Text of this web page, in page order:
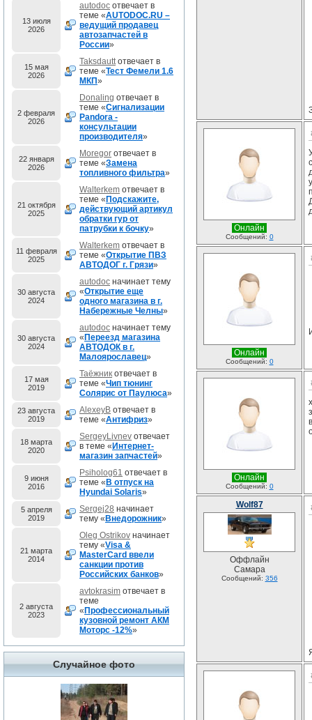
13 июля
2026
autodoc отвечает в
теме «AUTODOC.RU –
ведущий продавец
автозапчастей в
России»
15 мая
2026
Taksdauttотвечает в
теме «Тест Фемели 1.6
МКП»
2 февраля
2026
Donaling отвечает в
теме «Сигнализации
Pandora -
консультации
производителя»
22 января
2026
Moregor отвечает в
теме «Замена
топливного фильтра»
21 октября
2025
Walterkem отвечает в
теме « Подскажите,
действующий артикул
обратки гур от
патрубки к бочку»
11 февраля
2025
Walterkem отвечает в
теме «Открытие ПВЗ
АВТОДОГ г. Грязи»
30 августа
2024
autodoc начинает тему
«Открытие еще
одного магазина в г.
Набережные Челны»
30 августа
2024
autodoc начинает тему
« Переезд магазина
АВТОДОК в г.
Малоярославец»
17 мая
2019
Таёжник отвечает в
теме «Чип тюнинг
Солярис от Паулюса»
23 августа
2019
AlexeyB отвечает в
теме «Антифриз»
18 марта
2020
SergeyLivnev отвечает
в теме « Интернет-
магазин запчастей»
9 июня
2016
Psiholog61 отвечает в
теме « В отпуск на
Hyundai Solaris»
5 апреля
2019
Sergej28 начинает
тему « Внедорожник»
21 марта
2014
Oleg Ostrikov начинает
тему «Visa &
MasterCard ввели
санкции против
Российских банков»
2 августа
2023
avtokrasim отвечает в
теме
« Профессиональный
кузовной ремонт АКМ
Моторс -12%»
Случайное фото
Онлайн
Сообщений: 0
Онлайн
Сообщений: 0
Онлайн
Сообщений: 0
Wolf87
Оффлайн
Самара
Сообщений: 356